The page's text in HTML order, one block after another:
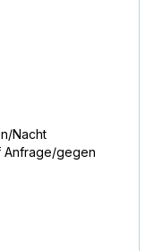
Nacht
Anfrage/gegen